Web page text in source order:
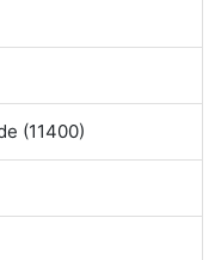
(11400)